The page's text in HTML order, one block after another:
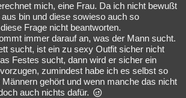
mich, eine Frau. Da ich nicht bewußt
bin und diese sowieso auch so
Frage nicht beantworten.
immer darauf an, was der Mann sucht.
sucht, ist ein zu sexy Outfit sicher nicht
Festes sucht, dann wird er sicher ein
zumindest habe ich es selbst so
gehört und wenn manche das nicht
auch nichts dafür.